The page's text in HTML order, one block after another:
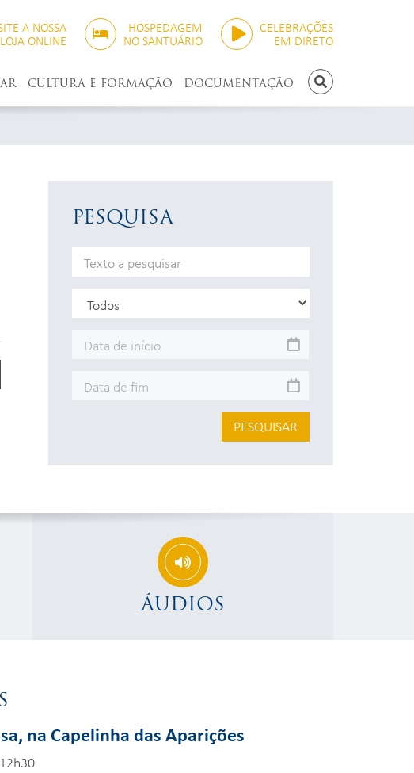
A NOSSA
LOJA ONLINE
HOSPEDAGEM
NO SANTUÁRIO
CELEBRAÇÕES
EM DIRETO
PESQUISAR
CULTURA E FORMAÇÃO DOCUMENTAÇÃO
PESQUISA
PESQUISAR
ÁUDIOS
na Capelinha das Aparições
12h30